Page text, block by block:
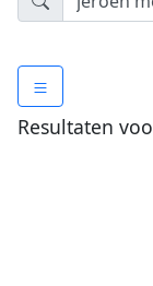
Resultaten